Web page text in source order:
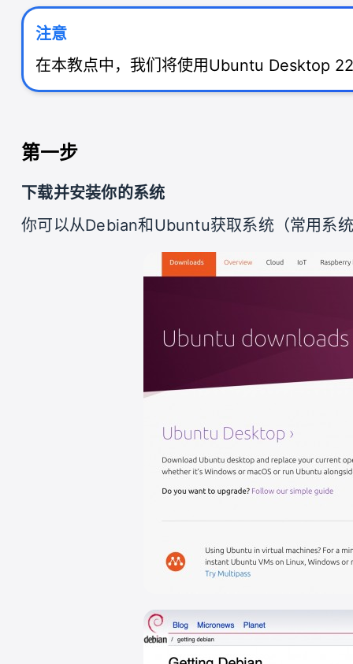
注意
在本教点中，我们将使用Ubuntu Desktop
第一步
下载并安装你的系统
你可以从Debian和Ubuntu获取系统（常用系